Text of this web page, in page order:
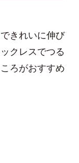
きれいに伸び
クレスでつる
ろがおすすめ